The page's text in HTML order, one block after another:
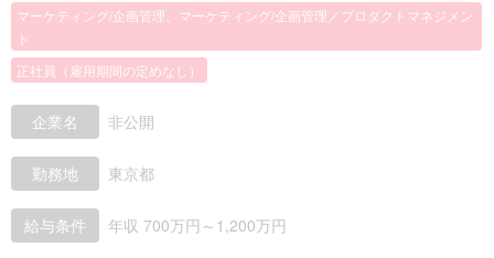
マーケティング/企画管理、マーケティング/企画管理／プロダクトマネジメン
ト
正社員（雇用期間の定めなし）
企業名 非公開
勤務地 東京都
給与条件 年収 700万円～1,200万円